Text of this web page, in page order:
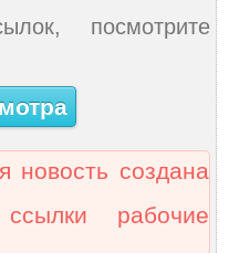
посмотрите
новость создана
рабочие